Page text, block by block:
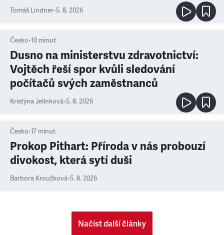
Tomáš Lindner•5. 8. 2026
Česko•10 minut
Dusno na ministerstvu zdravotnictví:
Vojtěch řeší spor kvůli sledování
počítačů svých zaměstnanců
Kristýna Jelínková•5. 8. 2026
Česko•17 minut
Prokop Pithart: Příroda v nás probouzí
divokost, která sytí duši
Barbora Kroužková•5. 8. 2026
Načíst další články